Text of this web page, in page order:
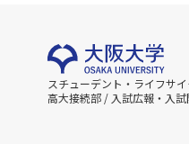
スチューデント・ライフサ
高大接続部 / 入試広報・入試